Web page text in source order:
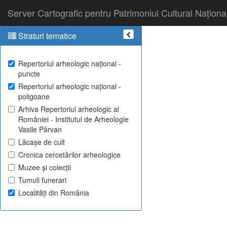
Server Cartografic pentru Patrimoniul Cultural
Straturi tematice
Repertoriul arheologic național -
puncte
Repertoriul arheologic național -
poligoane
Arhiva Repertoriul arheologic al
României - Institutul de Arheologie
Vasile Pârvan
Lăcașe de cult
Cronica cercetărilor arheologice
Muzee și colecții
Tumuli funerari
Localități din România